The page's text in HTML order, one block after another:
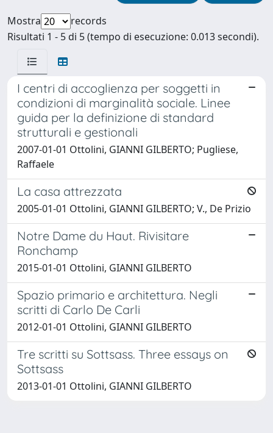
Mostra
records
Risultati 1 - 5 di 5 (tempo di esecuzione: 0.013 secondi).
I centri di accoglienza per soggetti in
condizioni di marginalità sociale. Linee
guida per la definizione di standard
strutturali e gestionali
2007-01-01 Ottolini, GIANNI GILBERTO; Pugliese,
Raffaele
La casa attrezzata
2005-01-01 Ottolini, GIANNI GILBERTO; V., De Prizio
Notre Dame du Haut. Rivisitare
Ronchamp
2015-01-01 Ottolini, GIANNI GILBERTO
Spazio primario e architettura. Negli
scritti di Carlo De Carli
2012-01-01 Ottolini, GIANNI GILBERTO
Tre scritti su Sottsass. Three essays on
Sottsass
2013-01-01 Ottolini, GIANNI GILBERTO